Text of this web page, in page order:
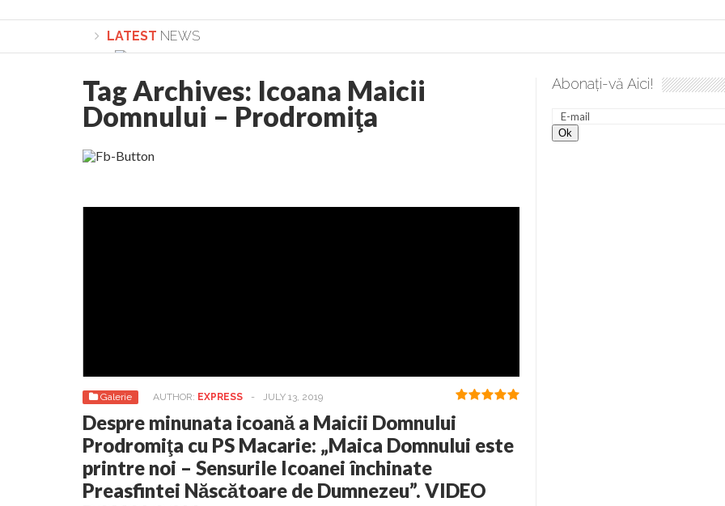
LATEST NEWS
Lepădarea de sine și urmarea lui Hristos. Calea spre desăvârșire. Gând de duminică de Elena Solunca Moise
Academia Române revine în cazul pericolele generate de tehnologia 5G și cere Dezbatere Națională
La Mulți Ani, Eugen Mihăescu!
Tag Archives: Icoana Maicii
Domnului – Prodromiţa
Galerie AUTHOR: EXPRESS - JULY 13, 2019
Despre minunata icoană a Maicii Domnului
Prodromiţa cu PS Macarie: „Maica Domnului este
printre noi – Sensurile Icoanei închinate
Preasfintei Născătoare de Dumnezeu”. VIDEO
Abonați-vă Aici!